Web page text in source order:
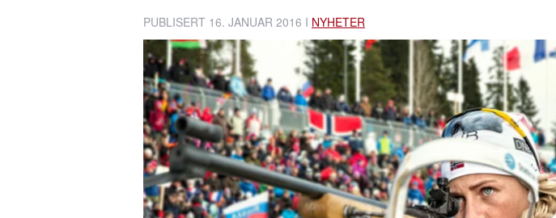
PUBLISERT 16. JANUAR 2016 I NYHETER